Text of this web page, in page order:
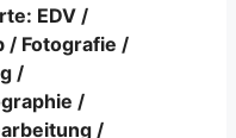
EDV /
/ Fotografie /
/
/
/